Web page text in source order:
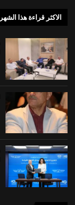
الاكثر قراءة هذا الشهر